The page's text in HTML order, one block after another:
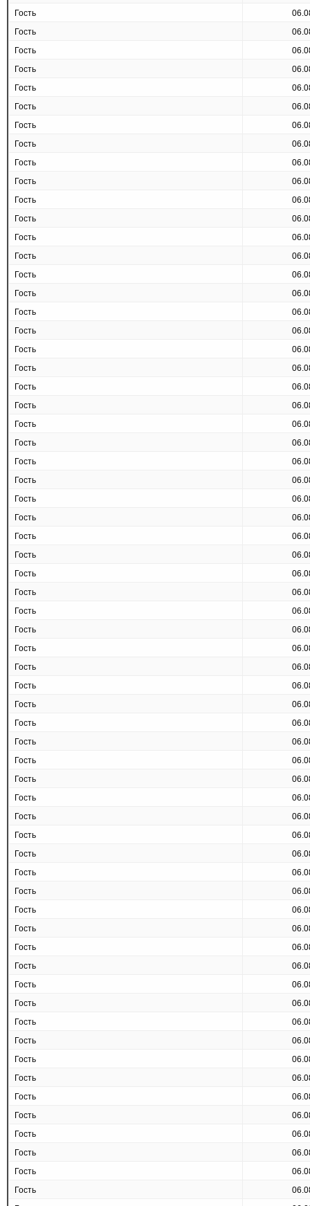
Гость
Гость
Гость
Гость
Гость
Гость
Гость
Гость
Гость
Гость
Гость
Гость
Гость
Гость
Гость
Гость
Гость
Гость
Гость
Гость
Гость
Гость
Гость
Гость
Гость
Гость
Гость
Гость
Гость
Гость
Гость
Гость
Гость
Гость
Гость
Гость
Гость
Гость
Гость
Гость
Гость
Гость
Гость
Гость
Гость
Гость
Гость
Гость
Гость
Гость
Гость
Гость
Гость
Гость
Гость
Гость
Гость
Гость
Гость
Гость
Гость
Гость
Гость
Гость